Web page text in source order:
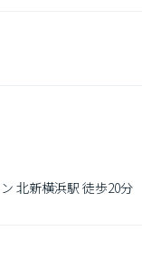
北新横浜駅 徒歩20分